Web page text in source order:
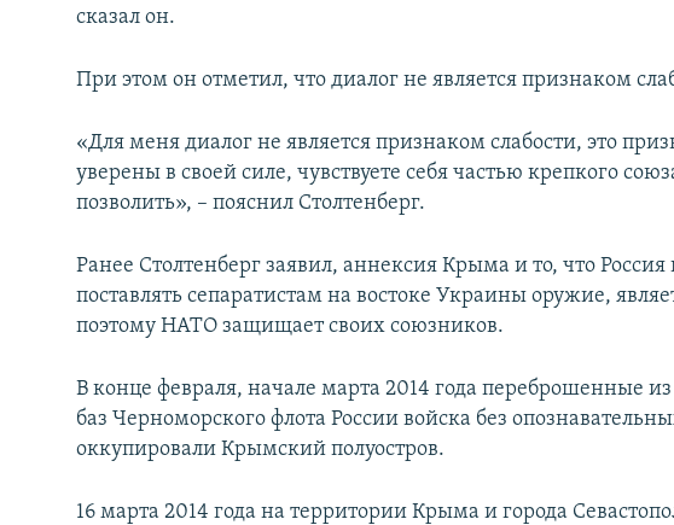
сказал он.
При этом он отметил, что диалог не является признаком
«Для меня диалог не является признаком слабости, это
уверены в своей силе, чувствуете себя частью крепкого
позволить», – пояснил Столтенберг.
Ранее Столтенберг заявил, аннексия Крыма и то, что Россия
поставлять сепаратистам на востоке Украины оружие,
поэтому НАТО защищает своих союзников.
В конце февраля, начале марта 2014 года переброшенные
баз Черноморского флота России войска без
оккупировали Крымский полуостров.
16 марта 2014 года на территории Крыма и города